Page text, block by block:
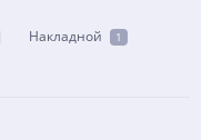
Накладной 1